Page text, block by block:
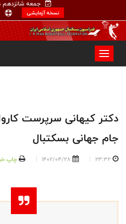
جمعه شانزدهم
نسخه آزمایشی
دکتر کیهانی سرپرست
جام جهانی بسکتبال
23:32
1402/04/28 چاپ